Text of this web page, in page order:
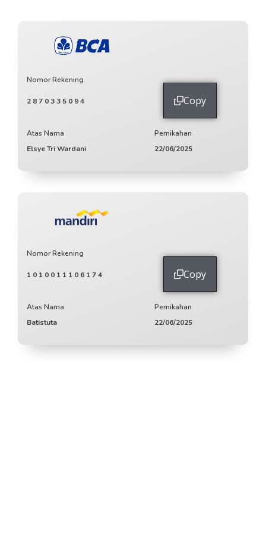
Nomor Rekening
2870335094 Copy
Atas Nama
Elsye Tri Wardani
Pernikahan
22/06/2025
Nomor Rekening
1010011106174 Copy
Atas Nama
Batistuta
Pernikahan
22/06/2025